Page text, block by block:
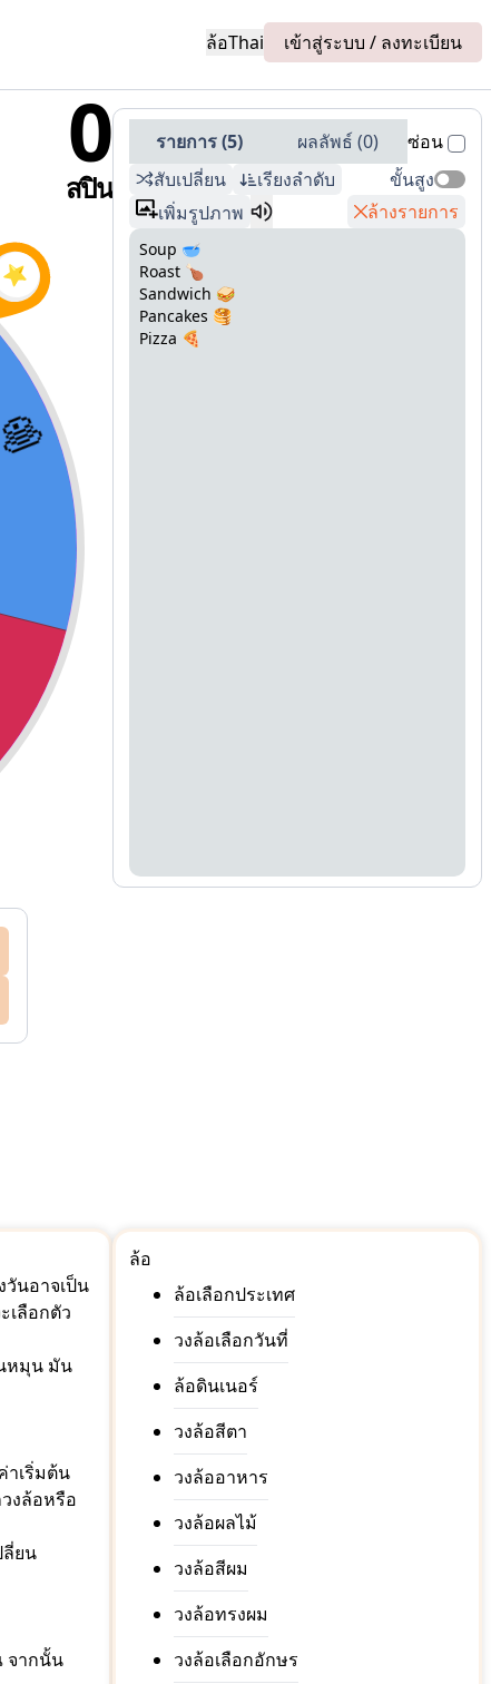
ล้อThai เข้าสู่ระบบ / ลงทะเบียน
0
สปิน
รายการ(5) ผลลัพธ์ (0)
ซ่อน
สับเปลี่ยน
เรียงลำดับ
ขั้นสูง
เพิ่มรูปภาพ
ล้างรายการ
Soup 🥣
Roast 🍗
Sandwich 🥪
Pancakes 🥞
Pizza 🍕
นอาจเป็น
เลือกตัว
หมุน มัน
เริ่มต้น
งล้อหรือ
ยน
จากนั้น
ล้อ
ล้อเลือกประเทศ
วงล้อเลือกวันที่
ล้อดินเนอร์
วงล้อสีตา
วงล้ออาหาร
วงล้อผลไม้
วงล้อสีผม
วงล้อทรงผม
วงล้อเลือกอักษร